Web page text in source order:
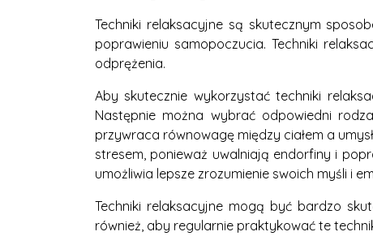
Techniki relaksacyjne są skutecznym
poprawieniu samopoczucia. Techniki
odprężenia.
Aby skutecznie wykorzystać techniki
Następnie można wybrać odpowiedni
przywraca równowagę między ciałem a
stresem, ponieważ uwalniają endorfiny i
umożliwia lepsze zrozumienie swoich myśli i
Techniki relaksacyjne mogą być bardzo
również, aby regularnie praktykować te